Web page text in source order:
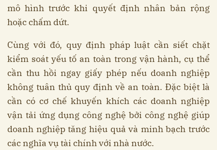
mô hình trước khi quyết định nhân bản rộng
hoặc chấm dứt.
Cùng với đó, quy định pháp luật cần siết chặt
kiểm soát yếu tố an toàn trong vận hành, cụ thể
cần thu hồi ngay giấy phép nếu doanh nghiệp
không tuân thủ quy định về an toàn. Đặc biệt là
cần có cơ chế khuyến khích các doanh nghiệp
vận tải ứng dụng công nghệ bởi công nghệ giúp
doanh nghiệp tăng hiệu quả và minh bạch trước
các nghĩa vụ tài chính với nhà nước.